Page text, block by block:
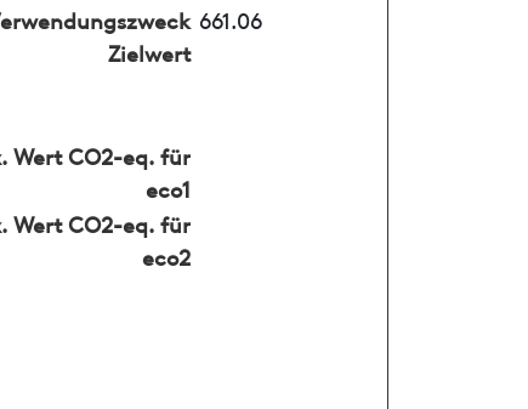
Zielwert
661.06
Wert CO2-eq. für
eco1
Wert CO2-eq. für
eco2